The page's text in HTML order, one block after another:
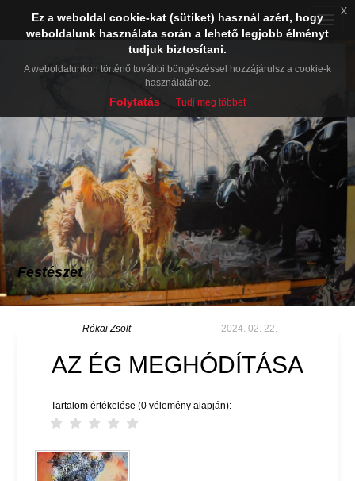
Toggle
Festészet
Rékai Zsolt 2024. 02. 22.
AZ ÉG MEGHÓDÍTÁSA
Tartalom értékelése (0 vélemény alapján):
Ez a weboldal cookie-kat (sütiket) használ azért, hogy
weboldalunk használata során a lehető legjobb élményt
tudjuk biztosítani.
A weboldalunkon történő további böngészéssel hozzájárulsz a cookie-k
használatához.
Folytatás Tudj meg többet
x